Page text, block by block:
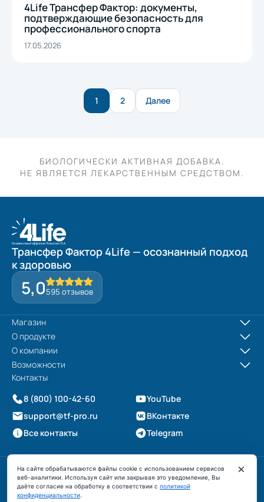
4Life Трансфер Фактор: документы,
подтверждающие безопасность для
профессионального спорта
17.05.2026
1 2 Далее
БИОЛОГИЧЕСКИ АКТИВНАЯ ДОБАВКА.
НЕ ЯВЛЯЕТСЯ ЛЕКАРСТВЕННЫМ СРЕДСТВОМ.
Трансфер Фактор 4Life — осознанный подход
к здоровью
5,0595 отзывов
Магазин
О продукте
О компании
Возможности
Контакты
8 (800) 100-42-60
support@tf-pro.ru
Все контакты
YouTube
ВКонтакте
Telegram
2026 © ИП Власенко Оксана Васильевна
Публичная оферта
Политика конфиденциальности
Профессор Дадали — официальный сайт
×
На сайте обрабатываются файлы cookie с использованием сервисов
веб-аналитики. Используя сайт или закрывая это уведомление, Вы
даёте согласие на обработку в соответствии с политикой
конфиденциальности.